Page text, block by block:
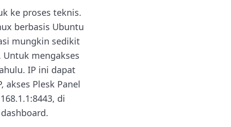
ke proses teknis.
berbasis Ubuntu
mungkin sedikit
mengakses
IP ini dapat
akses Plesk Panel
di